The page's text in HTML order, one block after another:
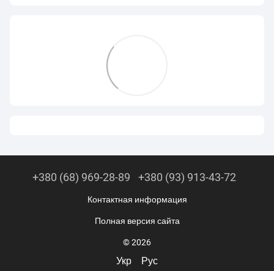
+380 (68) 969-28-89 +380 (93) 913-43-72
Контактная информация
Полная версия сайта
© 2026
Укр Рус